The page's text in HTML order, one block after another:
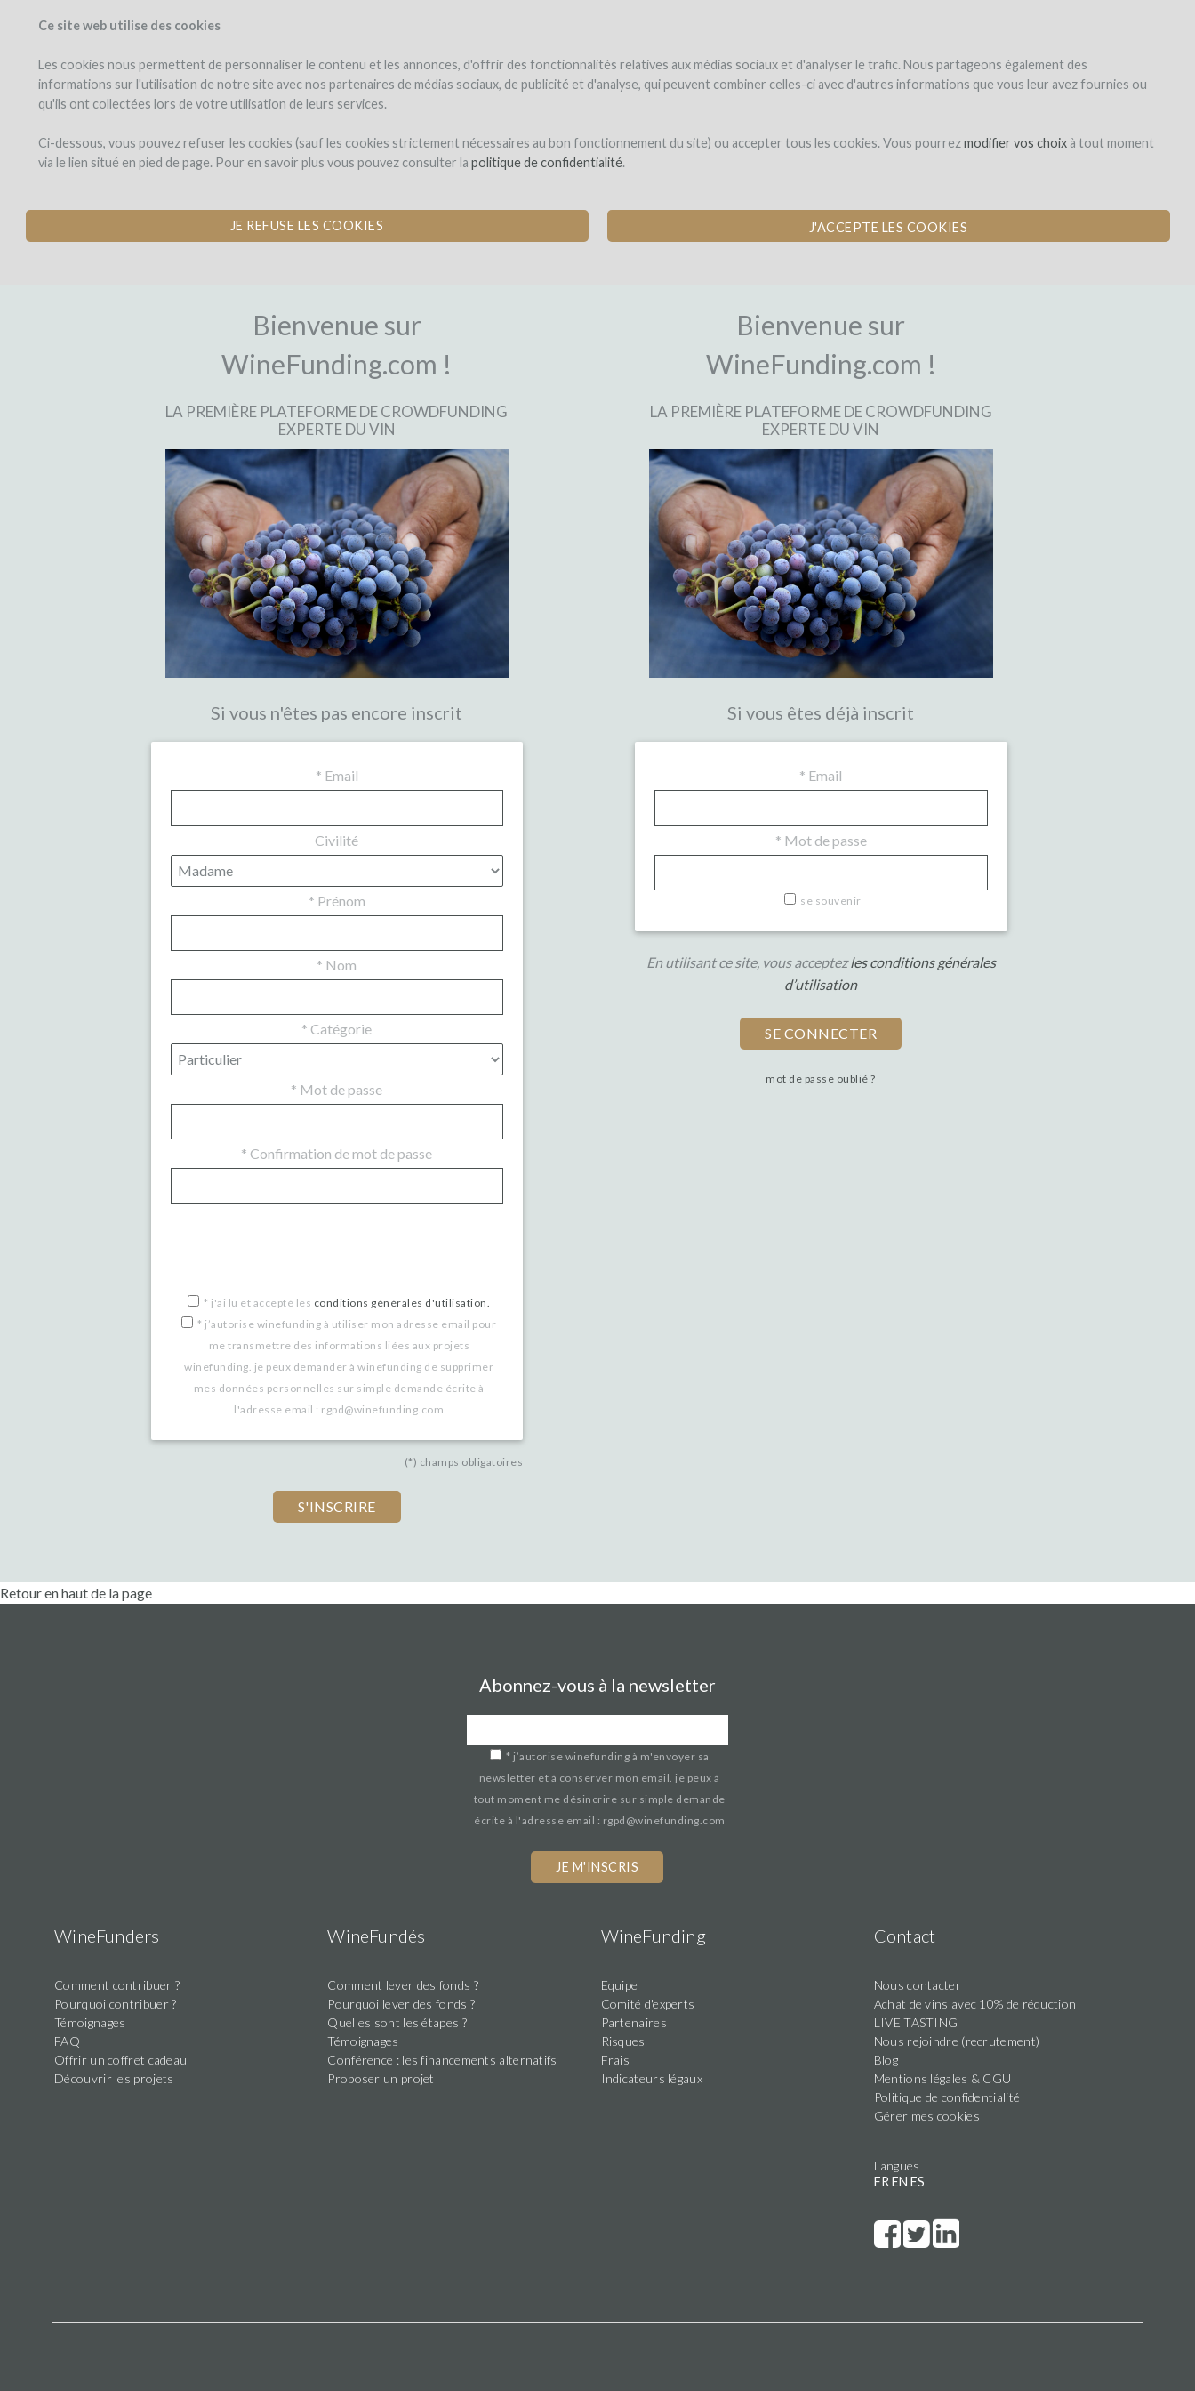
Ce site web utilise des cookies
Les cookies nous permettent de personnaliser le contenu et les annonces, d'offrir des fonctionnalités relatives aux médias sociaux et d'analyser le trafic. Nous partageons également des
informations sur l'utilisation de notre site avec nos partenaires de médias sociaux, de publicité et d'analyse, qui peuvent combiner celles-ci avec d'autres informations que vous leur avez fournies ou
qu'ils ont collectées lors de votre utilisation de leurs services.
Ci-dessous, vous pouvez refuser les cookies (sauf les cookies strictement nécessaires au bon fonctionnement du site) ou accepter tous les cookies. Vous pourrezmodifier vos choixà tout moment
via le lien situé en pied de page. Pour en savoir plus vous pouvez consulter la politique de confidentialité.
JE REFUSE LES COOKIES J'ACCEPTE LES COOKIES
Bienvenue sur
WineFunding.com !
LA PREMIÈRE PLATEFORME DE CROWDFUNDING
EXPERTE DU VIN
Si vous n'êtes pas encore inscrit
* Email
Civilité
* Prénom
* Nom
* Catégorie
* Mot de passe
* Confirmation de mot de passe
* j'ai lu et accepté les conditions générales d'utilisation.
* j’autorise winefunding à utiliser mon adresse email pour
me transmettre des informations liées aux projets
winefunding. je peux demander à winefunding de supprimer
mes données personnelles sur simple demande écrite à
l'adresse email : rgpd@winefunding.com
(*) champs obligatoires
Bienvenue sur
WineFunding.com !
LA PREMIÈRE PLATEFORME DE CROWDFUNDING
EXPERTE DU VIN
Si vous êtes déjà inscrit
* Email
* Mot de passe
se souvenir
En utilisant ce site, vous acceptezles conditions générales
d’utilisation
mot de passe oublié ?
Retour en haut de la page
Abonnez-vous à la newsletter
* j’autorise winefunding à m'envoyer sa
newsletter et à conserver mon email. je peux à
tout moment me désincrire sur simple demande
écrite à l'adresse email : rgpd@winefunding.com
WineFunders
Comment contribuer ?
Pourquoi contribuer ?
Témoignages
FAQ
Offrir un coffret cadeau
Découvrir les projets
WineFundés
Comment lever des fonds ?
Pourquoi lever des fonds ?
Quelles sont les étapes ?
Témoignages
Conférence : les financements alternatifs
Proposer un projet
WineFunding
Equipe
Comité d'experts
Partenaires
Risques
Frais
Indicateurs légaux
Contact
Nous contacter
Achat de vins avec 10% de réduction
LIVE TASTING
Nous rejoindre (recrutement)
Blog
Mentions légales & CGU
Politique de confidentialité
Gérer mes cookies
Langues
FR EN ES